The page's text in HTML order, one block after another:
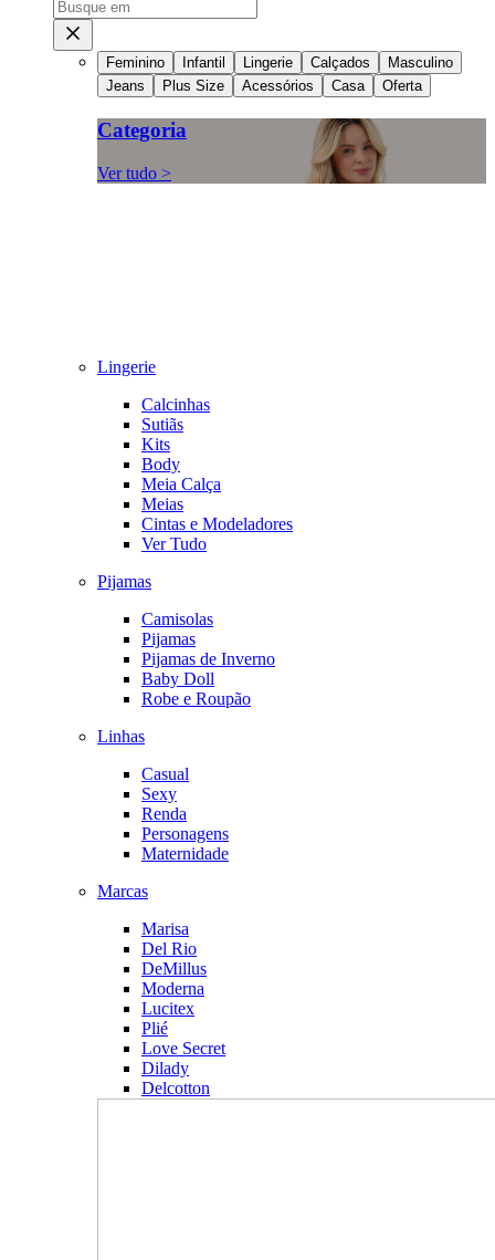
Feminino Infantil Lingerie Calçados
Masculino
Jeans
Plus Size Acessórios Casa Oferta
Categoria
Ver tudo >
Lingerie
Calcinhas
Sutiãs
Kits
Body
Meia Calça
Meias
Cintas e Modeladores
Ver Tudo
Pijamas
Camisolas
Pijamas
Pijamas de Inverno
Baby Doll
Robe e Roupão
Linhas
Casual
Sexy
Renda
Personagens
Maternidade
Marcas
Marisa
Del Rio
DeMillus
Moderna
Lucitex
Plié
Love Secret
Dilady
Delcotton